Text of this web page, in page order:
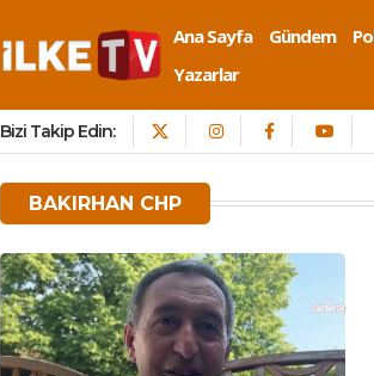
Ana Sayfa Gündem
Yazarlar
Bizi Takip Edin:
BAKIRHAN CHP